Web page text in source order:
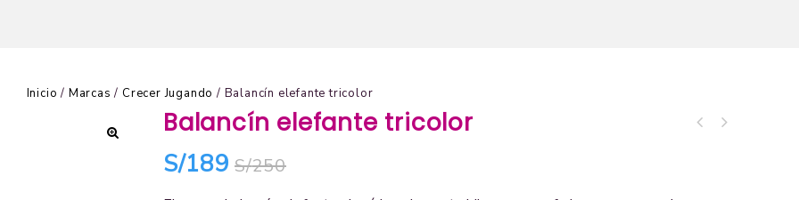
Inicio / Marcas / Crecer Jugando / Balancín elefante tricolor
Balancín elefante tricolor
S/250
S/189